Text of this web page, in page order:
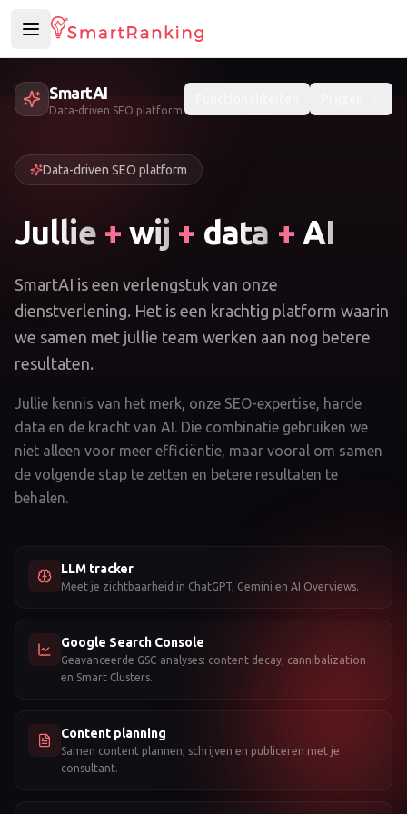
Toggle Sidebar
SmartAI
Data-driven SEO platform
Data-driven SEO platform
Jullie + wij + data + AI
SmartAI is een verlengstuk van onze
dienstverlening. Het is een krachtig platform waarin
we samen met jullie team werken aan nog betere
resultaten.
Jullie kennis van het merk, onze SEO-expertise, harde
data en de kracht van AI. Die combinatie gebruiken we
niet alleen voor meer efficiëntie, maar vooral om samen
de volgende stap te zetten en betere resultaten te
behalen.
LLM tracker
Meet je zichtbaarheid in ChatGPT, Gemini en AI Overviews.
Google Search Console
Geavanceerde GSC-analyses: content decay, cannibalization
en Smart Clusters.
Content planning
Samen content plannen, schrijven en publiceren met je
consultant.